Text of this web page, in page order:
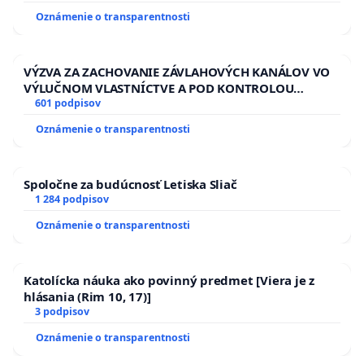
HOD. A PRAVIDELNÁ KONTROLA STAVBY C-AREA NA
ĎUMBIERSKEJ/MAGU
Oznámenie o transparentnosti
VÝZVA ZA ZACHOVANIE ZÁVLAHOVÝCH KANÁLOV VO
VÝLUČNOM VLASTNÍCTVE A POD KONTROLOU
SLOVENSKEJ REPUBLIKY & žiadosť na riešenie
zanedbaného stavu závlahových a odvodňovacích
kanálov na Slovensku
601 podpisov
Oznámenie o transparentnosti
Spoločne za budúcnosť Letiska Sliač
1 284 podpisov
Oznámenie o transparentnosti
Katolícka náuka ako povinný predmet [Viera je z
hlásania (Rim 10, 17)]
3 podpisov
Oznámenie o transparentnosti